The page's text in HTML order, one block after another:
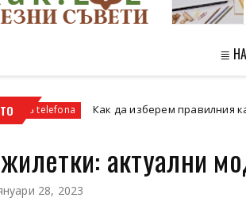
≣
Как да изберем правилния калъф и
актуални
28, 2023